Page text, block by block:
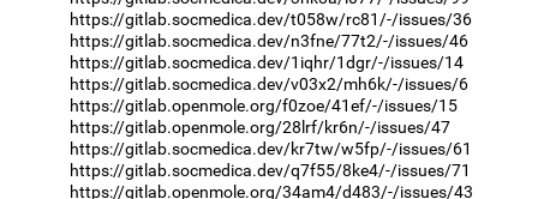
https://gitlab.socmedica.dev/t058w/rc81/-/issues/36
https://gitlab.socmedica.dev/n3fne/77t2/-/issues/46
https://gitlab.socmedica.dev/1iqhr/1dgr/-/issues/14
https://gitlab.socmedica.dev/v03x2/mh6k/-/issues/6
https://gitlab.openmole.org/f0zoe/41ef/-/issues/15
https://gitlab.openmole.org/28lrf/kr6n/-/issues/47
https://gitlab.socmedica.dev/kr7tw/w5fp/-/issues/61
https://gitlab.socmedica.dev/q7f55/8ke4/-/issues/71
https://gitlab.openmole.org/34am4/d483/-/issues/43